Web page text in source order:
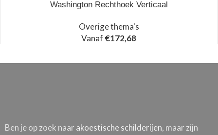
Washington Rechthoek Verticaal
Overige thema's
Vanaf €172,68
Ben je op zoek naar akoestische schilderijen, maar zijn